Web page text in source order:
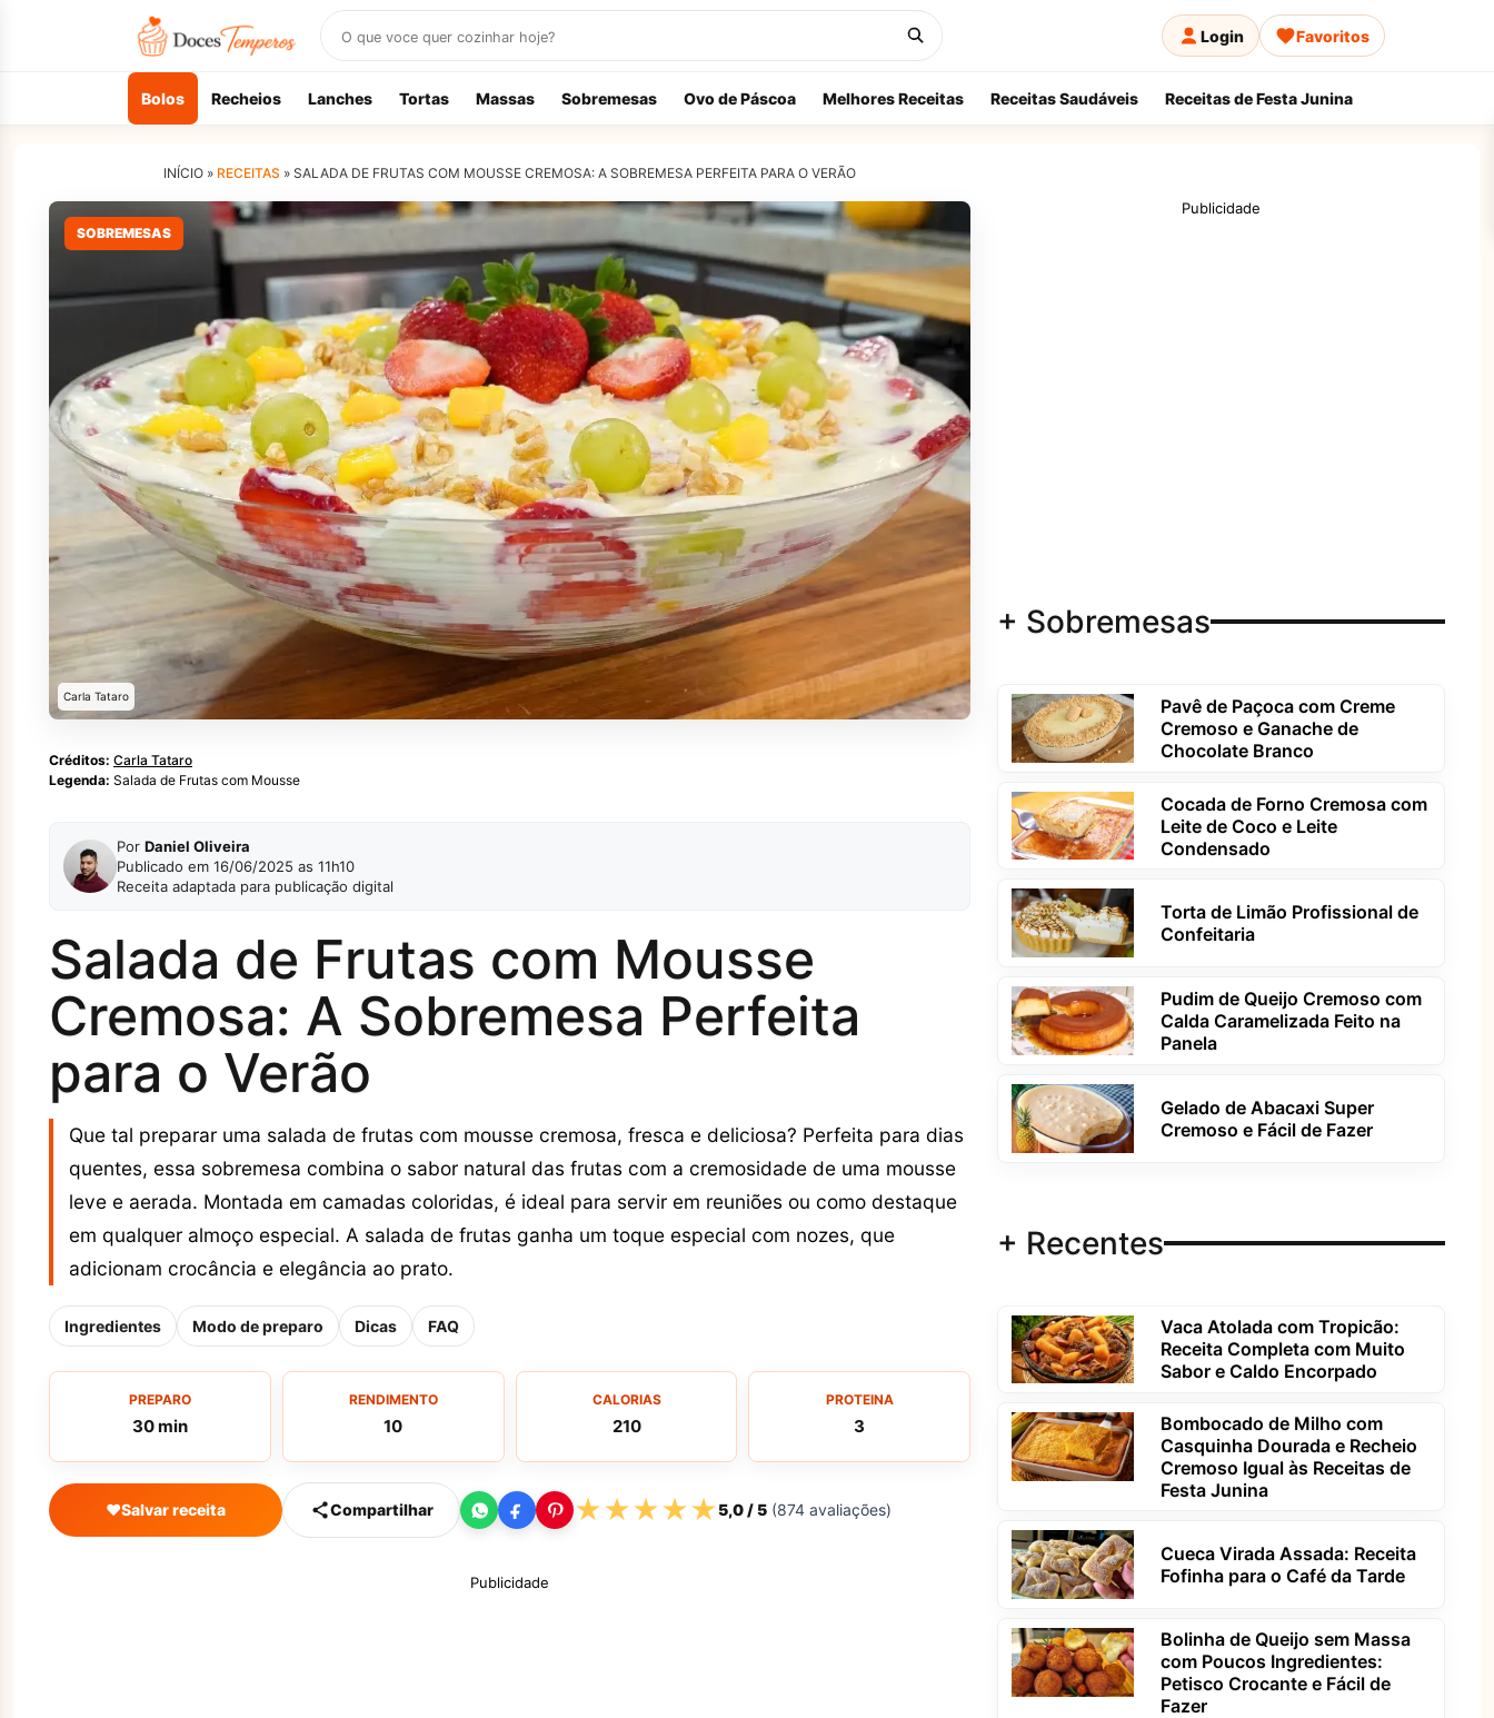
receitas
Login Favoritos
Bolos Recheios Lanches Tortas Massas Sobremesas Ovo de Páscoa Melhores Receitas Receitas Saudáveis Receitas de Festa Junina
INÍCIO » RECEITAS »SALADA DE FRUTAS COM MOUSSE CREMOSA: A SOBREMESA PERFEITA PARA O VERÃO
SOBREMESAS
Carla Tataro
Créditos: Carla Tataro
Legenda: Salada de Frutas com Mousse
Por Daniel Oliveira
Publicado em 16/06/2025 as 11h10
Receita adaptada para publicação digital
Salada de Frutas com Mousse
Cremosa: A Sobremesa Perfeita
para o Verão
Que tal preparar uma salada de frutas com mousse cremosa, fresca e deliciosa? Perfeita para dias
quentes, essa sobremesa combina o sabor natural das frutas com a cremosidade de uma mousse
leve e aerada. Montada em camadas coloridas, é ideal para servir em reuniões ou como destaque
em qualquer almoço especial. A salada de frutas ganha um toque especial com nozes, que
adicionam crocância e elegância ao prato.
Ingredientes Modo de preparo Dicas FAQ
PREPARO
30 min
RENDIMENTO
10
CALORIAS
210
PROTEINA
3
♥Salvar receita Compartilhar ★★★★★5,0/ 5 (874 avaliações)
Publicidade
Publicidade
+ Sobremesas
Pavê de Paçoca com Creme
Cremoso e Ganache de
Chocolate Branco
Cocada de Forno Cremosa com
Leite de Coco e Leite
Condensado
Torta de Limão Profissional de
Confeitaria
Pudim de Queijo Cremoso com
Calda Caramelizada Feito na
Panela
Gelado de Abacaxi Super
Cremoso e Fácil de Fazer
+ Recentes
Vaca Atolada com Tropicão:
Receita Completa com Muito
Sabor e Caldo Encorpado
Bombocado de Milho com
Casquinha Dourada e Recheio
Cremoso Igual às Receitas de
Festa Junina
Cueca Virada Assada: Receita
Fofinha para o Café da Tarde
Bolinha de Queijo sem Massa
com Poucos Ingredientes:
Petisco Crocante e Fácil de
Fazer